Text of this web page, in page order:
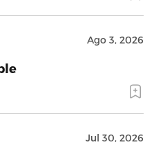
Ago 3, 2026
Jul 30, 2026